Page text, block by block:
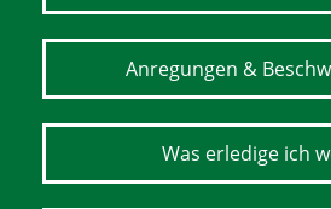
Anregungen &
Was erledige ich